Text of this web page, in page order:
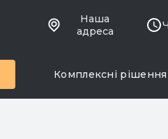
Наша
адреса
Комплексні рішення